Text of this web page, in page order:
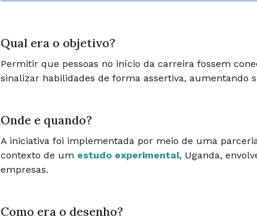
Qual era o objetivo?
Permitir que pessoas no início da carreira fossem
sinalizar habilidades de forma assertiva, aumentando
Onde e quando?
A iniciativa foi implementada por meio de uma
contexto de um estudo experimental, Uganda,
empresas.
Como era o desenho?